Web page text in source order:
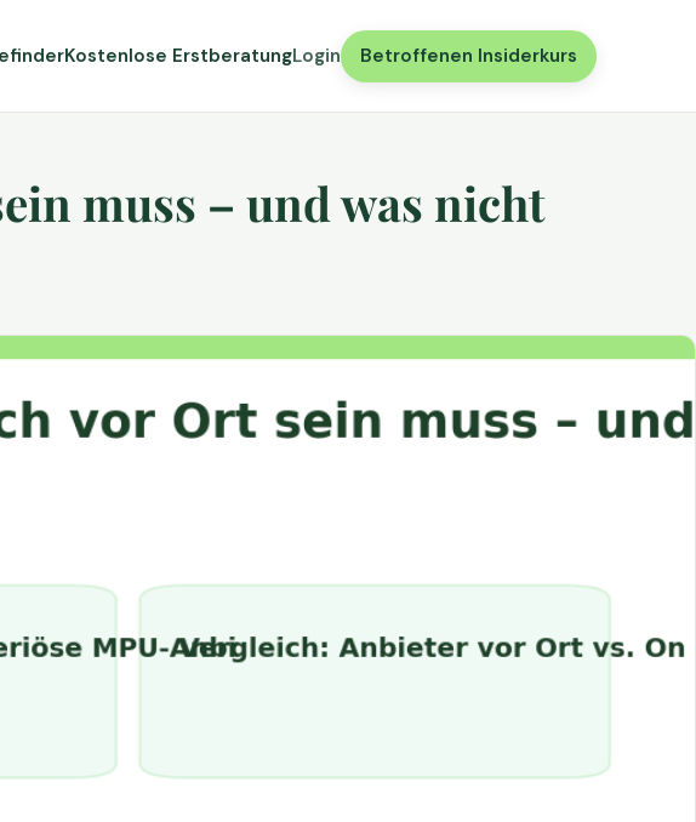
Kostenlose ErstberatungLogin Betroffenen Insiderkurs
muss – und was nicht